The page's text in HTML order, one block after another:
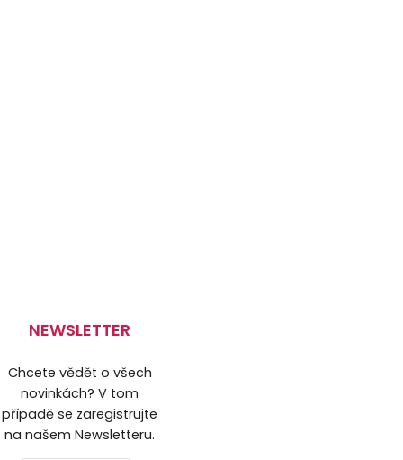
NEWSLETTER
Chcete vědět o všech
novinkách? V tom
případě se zaregistrujte
na našem Newsletteru.